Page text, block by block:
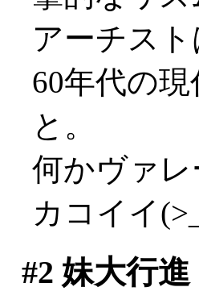
アーチスト
60年代の
と。
何かヴァ
カコイイ
#2 妹大行進